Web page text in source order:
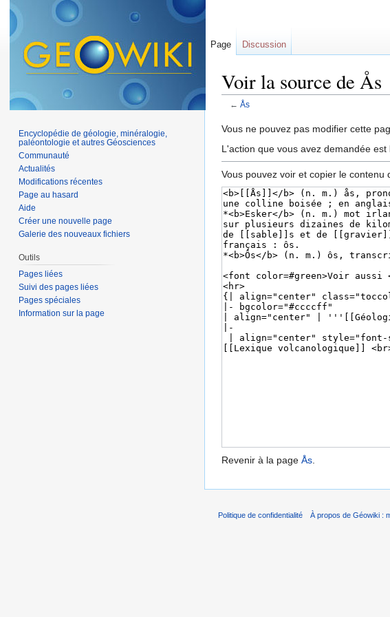
Voir la source de Ås
← Ås
Vous ne pouvez pas modifier cette
L'action que vous avez demandée
Vous pouvez voir et copier le contenu
Revenir à la page Ås.
Page Discussion
Encyclopédie de géologie, minéralogie,
paléontologie et autres Géosciences
Communauté
Actualités
Modifications récentes
Page au hasard
Aide
Créer une nouvelle page
Galerie des nouveaux fichiers
Outils
Pages liées
Suivi des pages liées
Pages spéciales
Information sur la page
Politique de confidentialité À propos de Géowiki :